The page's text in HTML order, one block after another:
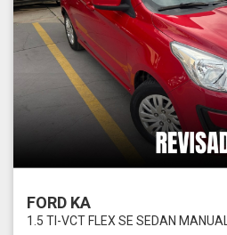
FORD KA
1.5 TI-VCT FLEX SE SEDAN MANUAL